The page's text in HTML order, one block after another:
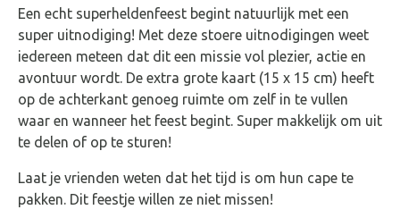
Een echt superheldenfeest begint natuurlijk met een
super uitnodiging! Met deze stoere uitnodigingen weet
iedereen meteen dat dit een missie vol plezier, actie en
avontuur wordt. De extra grote kaart (15 x 15 cm) heeft
op de achterkant genoeg ruimte om zelf in te vullen
waar en wanneer het feest begint. Super makkelijk om uit
te delen of op te sturen!
Laat je vrienden weten dat het tijd is om hun cape te
pakken. Dit feestje willen ze niet missen!